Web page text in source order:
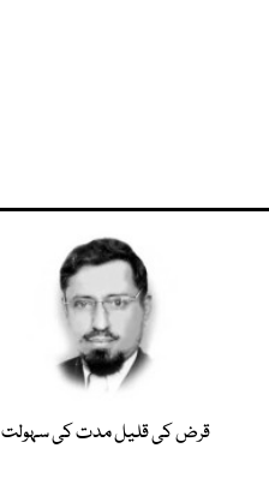
قرض کی قلیل مدت کی سہولت